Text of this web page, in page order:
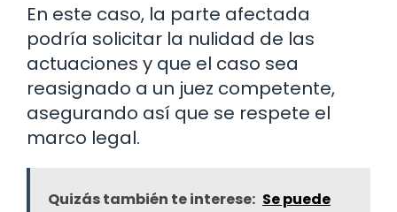
En este caso, la parte afectada
podría solicitar la nulidad de las
actuaciones y que el caso sea
reasignado a un juez competente,
asegurando así que se respete el
marco legal.
Quizás también te interese: Se puede